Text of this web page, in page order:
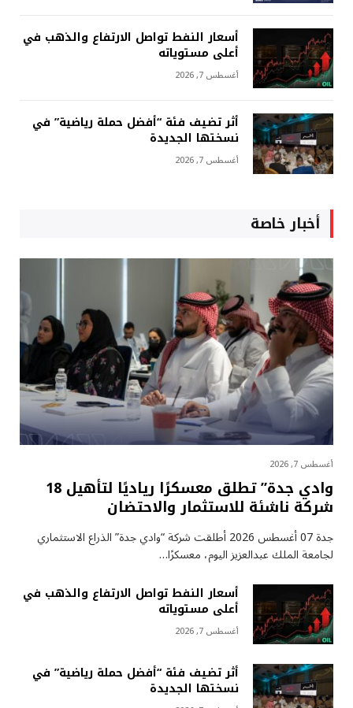
أسعار النفط تواصل الارتفاع والذهب في
أعلى مستوياته
أغسطس 7, 2026
أثر تضيف فئة “أفضل حملة رياضية” في
نسختها الجديدة
أغسطس 7, 2026
أخبار خاصة
أغسطس 7, 2026
وادي جدة” تطلق معسكرًا رياديًا لتأهيل 18
شركة ناشئة للاستثمار والاحتضان
جدة 07 أغسطس 2026 أطلقت شركة “وادي جدة” الذراع الاستثماري
لجامعة الملك عبدالعزيز اليوم، معسكرًا…
أسعار النفط تواصل الارتفاع والذهب في
أعلى مستوياته
أغسطس 7, 2026
أثر تضيف فئة “أفضل حملة رياضية” في
نسختها الجديدة